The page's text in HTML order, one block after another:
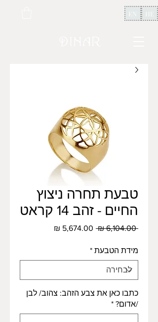
EN HE
טבעת תחרה ניצוץ
החיים - זהב 14 קראט
‏6,104.00 ‏₪
מחיר
מידת הטבעת *
כתבו כאן את צבע הזהב: צהוב/ לבן
/אדום? *